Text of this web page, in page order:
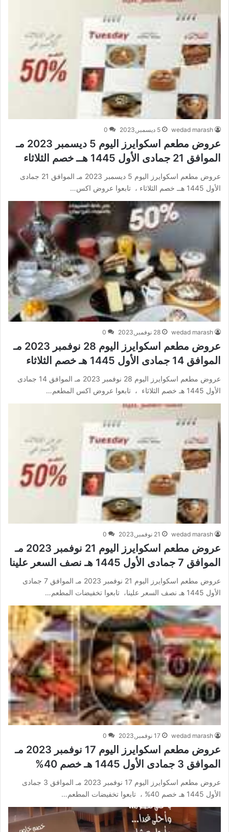
wedad marash 5 ديسمبر,2023 0
عروض مطعم اسكوايرز اليوم 5 ديسمبر 2023 مـ
الموافق 21 جمادى الأول 1445 هــ خصم الثلاثاء
عروض مطعم اسكوايرز اليوم 5 ديسمبر 2023 مـ الموافق 21 جمادى
الأول 1445 هــ خصم الثلاثاء ، تابعوا عروض اكس…
wedad marash 28 نوفمبر,2023 0
عروض مطعم اسكوايرز اليوم 28 نوفمبر 2023 مـ
الموافق 14 جمادى الأول 1445 هـ خصم الثلاثاء
عروض مطعم اسكوايرز اليوم 28 نوفمبر 2023 مـ الموافق 14 جمادى
الأول 1445 هـ خصم الثلاثاء ، تابعوا عروض اكس المطعم…
wedad marash 21 نوفمبر,2023 0
عروض مطعم اسكوايرز اليوم 21 نوفمبر 2023 مـ
الموافق 7 جمادى الأول 1445 هـ نصف السعر علينا
عروض مطعم اسكوايرز اليوم 21 نوفمبر 2023 مـ الموافق 7 جمادى
الأول 1445 هـ نصف السعر علينا، تابعوا تخفيضات المطعم…
wedad marash 17 نوفمبر,2023 0
عروض مطعم اسكوايرز اليوم 17 نوفمبر 2023 مـ
الموافق 3 جمادى الأول 1445 هـ خصم 40%
عروض مطعم اسكوايرز اليوم 17 نوفمبر 2023 مـ الموافق 3 جمادى
الأول 1445 هـ خصم 40% ، تابعوا تخفيضات المطعم…